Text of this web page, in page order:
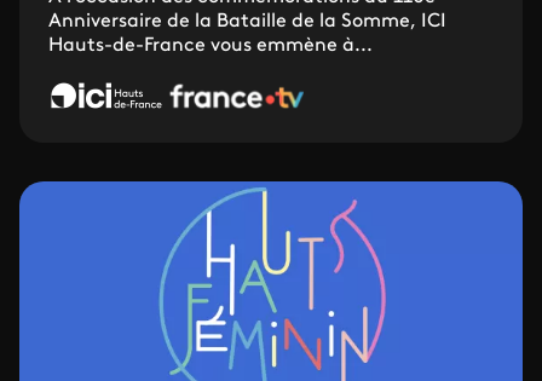
Anniversaire de la Bataille de la Somme, ICI
Hauts-de-France vous emmène à...